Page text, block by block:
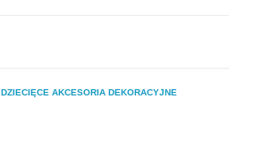
DZIECIĘCE AKCESORIA DEKORACYJNE